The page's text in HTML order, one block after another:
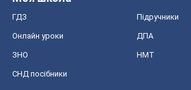
ГДЗ Підручники
Онлайн уроки ДПА
ЗНО НМТ
СНД посібники